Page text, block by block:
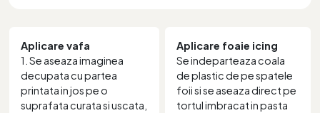
Aplicare vafa
1. Se aseaza imaginea
decupata cu partea
printata in jos pe o
suprafata curata si uscata,
Aplicare foaie icing
Se indeparteaza coala
de plastic de pe spatele
foii si se aseaza direct pe
tortul imbracat in pasta